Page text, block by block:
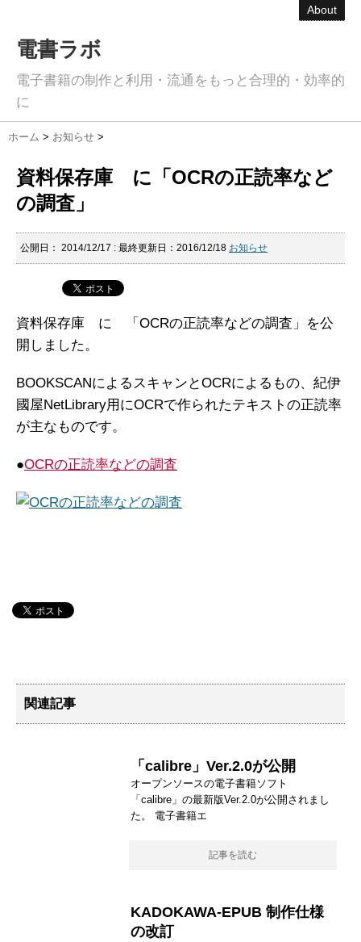
About
電書ラボ
電子書籍の制作と利用・流通をもっと合理的・効率的
に
ホーム > お知らせ >
資料保存庫 に「OCRの正読率など
の調査」
公開日： 2014/12/17 : 最終更新日：2016/12/18 お知らせ
資料保存庫 に 「OCRの正読率などの調査」を公
開しました。
BOOKSCANによるスキャンとOCRによるもの、紀伊
國屋NetLibrary用にOCRで作られたテキストの正読率
が主なものです。
●OCRの正読率などの調査
関連記事
「calibre」Ver.2.0が公開
オープンソースの電子書籍ソフト
「calibre」の最新版Ver.2.0が公開されまし
た。 電子書籍エ
記事を読む
KADOKAWA-EPUB 制作仕様
の改訂